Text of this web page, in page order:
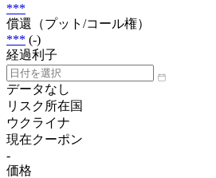
***
償還（プット/コール権）
*** (-)
経過利子
データなし
リスク所在国
ウクライナ
現在クーポン
-
価格